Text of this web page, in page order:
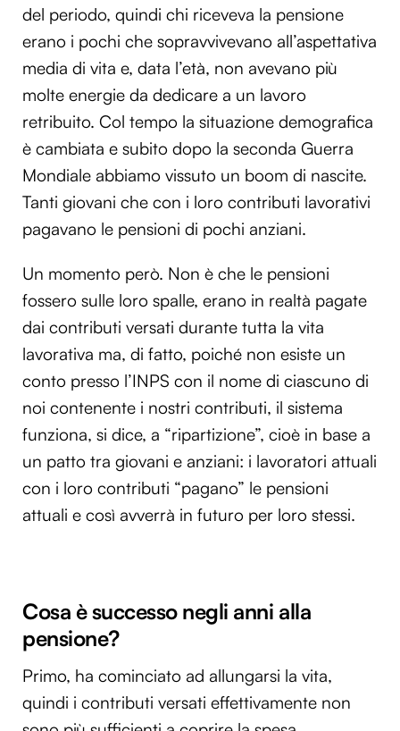
del periodo, quindi chi riceveva la pensione
erano i pochi che sopravvivevano all’aspettativa
media di vita e, data l’età, non avevano più
molte energie da dedicare a un lavoro
retribuito. Col tempo la situazione demografica
è cambiata e subito dopo la seconda Guerra
Mondiale abbiamo vissuto un boom di nascite.
Tanti giovani che con i loro contributi lavorativi
pagavano le pensioni di pochi anziani.
Un momento però. Non è che le pensioni
fossero sulle loro spalle, erano in realtà pagate
dai contributi versati durante tutta la vita
lavorativa ma, di fatto, poiché non esiste un
conto presso l’INPS con il nome di ciascuno di
noi contenente i nostri contributi, il sistema
funziona, si dice, a “ripartizione”, cioè in base a
un patto tra giovani e anziani: i lavoratori attuali
con i loro contributi “pagano” le pensioni
attuali e così avverrà in futuro per loro stessi.
Cosa è successo negli anni alla
pensione?
Primo, ha cominciato ad allungarsi la vita,
quindi i contributi versati effettivamente non